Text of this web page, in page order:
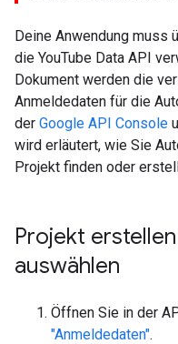
Deine Anwendung muss
die YouTube Data API
Dokument werden die
Anmeldedaten für die
der Google API Console
wird erläutert, wie Sie
Projekt finden oder
Projekt
auswählen
Öffnen Sie in der
"Anmeldedaten".